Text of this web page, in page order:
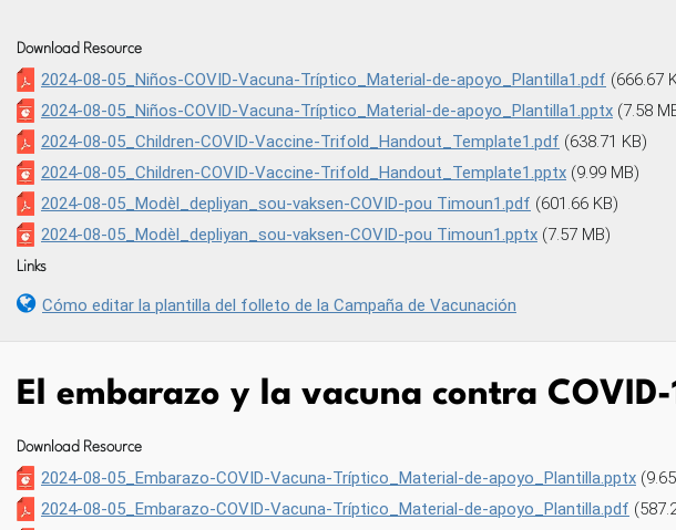
Download Resource
2024-08-05_Niños-COVID-Vacuna-Tríptico_Material-de-apoyo_Plantilla1.pdf (666.67
2024-08-05_Niños-COVID-Vacuna-Tríptico_Material-de-apoyo_Plantilla1.pptx (7.58
2024-08-05_Children-COVID-Vaccine-Trifold_Handout_Template1.pdf (638.71 KB)
2024-08-05_Children-COVID-Vaccine-Trifold_Handout_Template1.pptx (9.99 MB)
2024-08-05_Modèl_depliyan_sou-vaksen-COVID-pou Timoun1.pdf (601.66 KB)
2024-08-05_Modèl_depliyan_sou-vaksen-COVID-pou Timoun1.pptx (7.57 MB)
Links
Cómo editar la plantilla del folleto de la Campaña de Vacunación
El embarazo y la vacuna contra
Download Resource
2024-08-05_Embarazo-COVID-Vacuna-Tríptico_Material-de-apoyo_Plantilla.pptx
2024-08-05_Embarazo-COVID-Vacuna-Tríptico_Material-de-apoyo_Plantilla.pdf